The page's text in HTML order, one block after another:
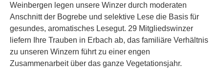
Weinbergen legen unsere Winzer durch moderaten
Anschnitt der Bogrebe und selektive Lese die Basis für
gesundes, aromatisches Lesegut. 29 Mitgliedswinzer
liefern Ihre Trauben in Erbach ab, das familiäre Verhältnis
zu unseren Winzern führt zu einer engen
Zusammenarbeit über das ganze Vegetationsjahr.